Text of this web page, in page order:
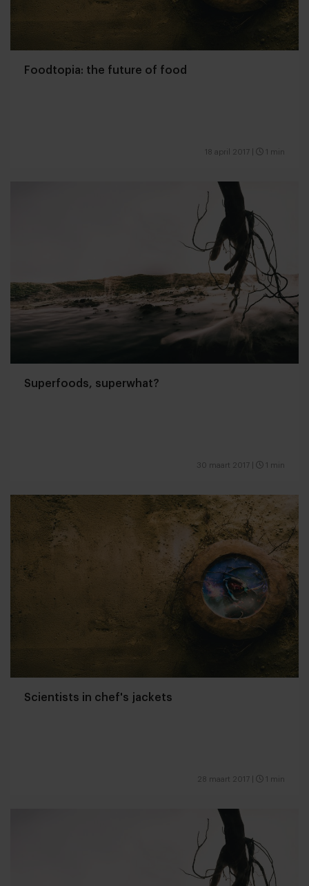
Foodtopia: the future of food
18 april 2017 1 min
Superfoods, superwhat?
30 maart 2017 1 min
Scientists in chef's jackets
28 maart 2017 1 min